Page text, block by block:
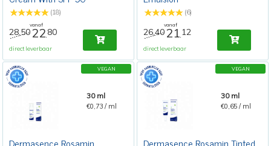
(18)
vanaf
28,5022,80
direct leverbaar
(6)
vanaf
26,4021, 12
direct leverbaar
VEGAN
30 ml
€0,73 / ml
Dermasence Rosamin
VEGAN
30 ml
€0,65 / ml
Dermasence Rosamin Tinted